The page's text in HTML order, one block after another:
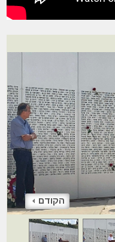
הקודם